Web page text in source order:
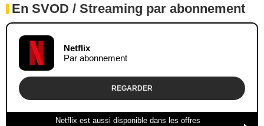
En SVOD / Streaming par abonnement
Netflix
Par abonnement
REGARDER
Netflix est aussi disponible dans les offres